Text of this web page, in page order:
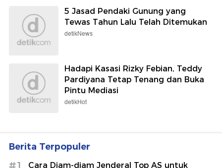
5 Jasad Pendaki Gunung yang
Tewas Tahun Lalu Telah Ditemukan
detikNews
Hadapi Kasasi Rizky Febian, Teddy
Pardiyana Tetap Tenang dan Buka
Pintu Mediasi
detikHot
Berita Terpopuler
#1
Cara Diam-diam Jenderal Top AS untuk